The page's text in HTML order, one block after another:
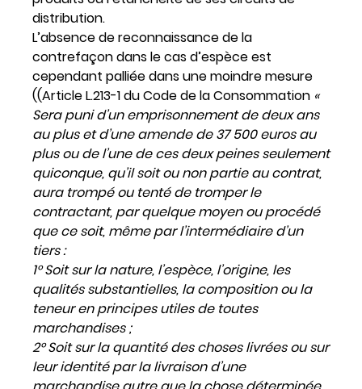
distribution.
L’absence de reconnaissance de la
contrefaçon dans le cas d’espèce est
cependant palliée dans une moindre mesure
((Article L.213-1 du Code de la Consommation «
Sera puni d’un emprisonnement de deux ans
au plus et d’une amende de 37 500 euros au
plus ou de l’une de ces deux peines seulement
quiconque, qu’il soit ou non partie au contrat,
aura trompé ou tenté de tromper le
contractant, par quelque moyen ou procédé
que ce soit, même par l’intermédiaire d’un
tiers :
1° Soit sur la nature, l’espèce, l’origine, les
qualités substantielles, la composition ou la
teneur en principes utiles de toutes
marchandises ;
2° Soit sur la quantité des choses livrées ou sur
leur identité par la livraison d’une